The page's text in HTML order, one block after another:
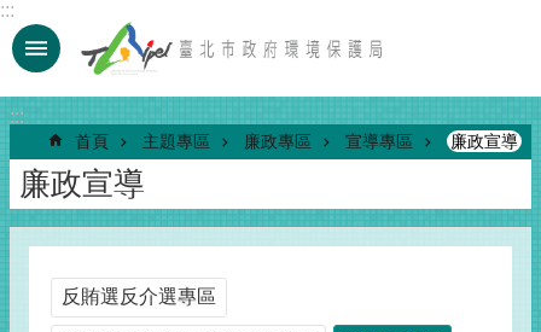
跳到主要內容區塊
:::
:::
首頁 主題專區 廉政專區 宣導專區 廉政宣導
廉政宣導
反賄選反介選專區